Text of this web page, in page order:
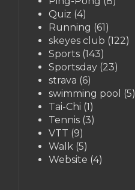
Quiz (4)
Running (61)
skeyes club (122)
Sports (143)
Sportsday (23)
strava (6)
swimming pool (5)
Tai-Chi (1)
Tennis (3)
VTT (9)
Walk (5)
Website (4)